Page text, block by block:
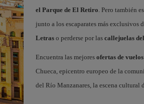
el Parque de El Retiro. Pero también
junto a los escaparates más exclusivos
Letraso perderse por las callejuelas
Encuentra las mejores ofertas de
Chueca, epicentro europeo de la
del Río Manzanares, la escena